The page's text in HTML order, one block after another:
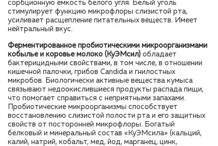
сорбционную ёмкость белого угля. Белый уголь
стимулирует функцию микрофлоры слизистой рта,
усиливает расщепление питательных веществ. Имеет
нейтральный вкус.
Ферментированное пробиотическими микроорганизмами
кобылье и коровье молоко (КуЭМсил) обладает
бактерицидными свойствами, в том числе, в отношении
кишечной палочки, грибов Candida и гнилостных
микробов. Биологически активные вещества кумыса
связывают недоокислившиеся продукты распада пищи,
что помогает справиться с неприятными запахами.
Пробиотические микроорганизмы способствует
восстановлению слизистой полости рта и его защитных
свойств от посторонней микрофлоры. Богатый
белковый и минеральный состав «КуЭМсила» (кальций,
калий, натрий, кобальт, мед, йод, марганец, цинк,